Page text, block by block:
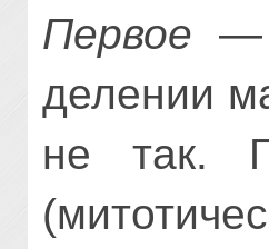
Первое—
делении
не так.